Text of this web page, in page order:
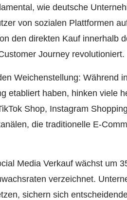
wie deutsche
von sozialen Plattformen
den direkten Kauf innerhalb
Journey revolutioniert.
Weichenstellung: Während
etabliert haben, hinken viele
Shop, Instagram
die traditionelle E-
Media Verkauf wächst um
verzeichnet.
sichern sich